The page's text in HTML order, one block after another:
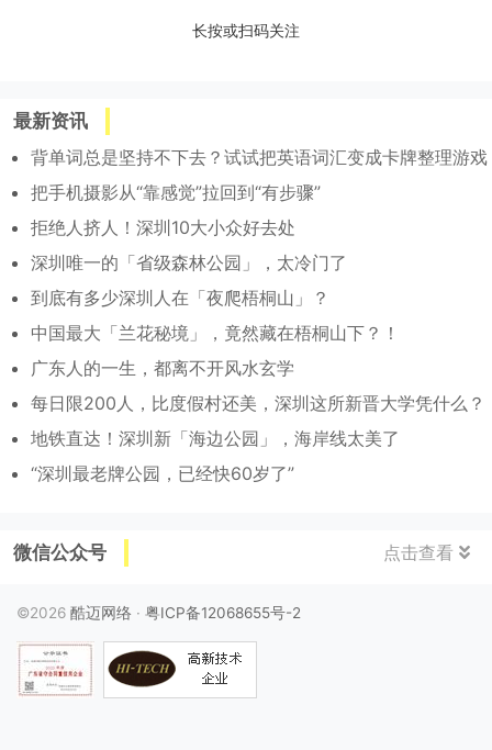
长按或扫码关注
最新资讯
背单词总是坚持不下去？试试把英语词汇变成卡牌整理游戏
把手机摄影从“靠感觉”拉回到“有步骤”
拒绝人挤人！深圳10大小众好去处
深圳唯一的「省级森林公园」，太冷门了
到底有多少深圳人在「夜爬梧桐山」？
中国最大「兰花秘境」，竟然藏在梧桐山下？！
广东人的一生，都离不开风水玄学
每日限200人，比度假村还美，深圳这所新晋大学凭什么？
地铁直达！深圳新「海边公园」，海岸线太美了
“深圳最老牌公园，已经快60岁了”
微信公众号 点击查看
©2026 酷迈网络 · 粤ICP备12068655号-2